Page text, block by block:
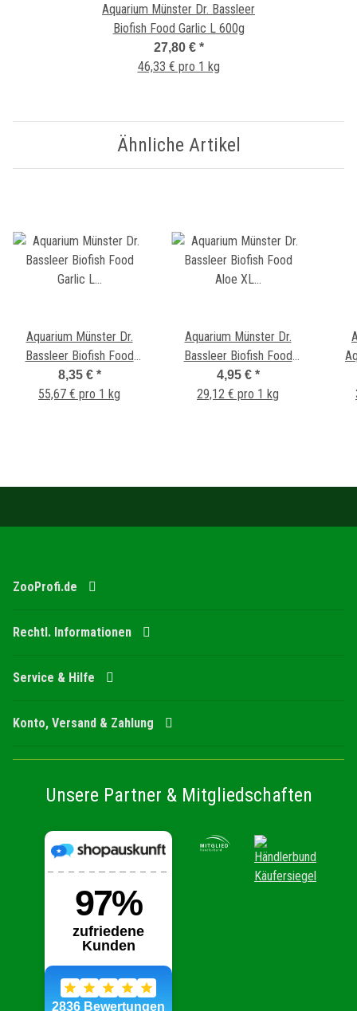
Aquarium Münster Dr. Bassleer
Biofish Food Garlic L 600g
27,80 € *
46,33 € pro 1 kg
Ähnliche Artikel
Aquarium Münster Dr.
Bassleer Biofish Food
Garlic L 150g
8,35 € *
55,67 € pro 1 kg
Aquarium Münster Dr.
Bassleer Biofish Food
Aloe XL 170 g
4,95 € *
29,12 € pro 1 kg
ZooProfi.de
Rechtl. Informationen
Service & Hilfe
Konto, Versand & Zahlung
Unsere Partner & Mitgliedschaften